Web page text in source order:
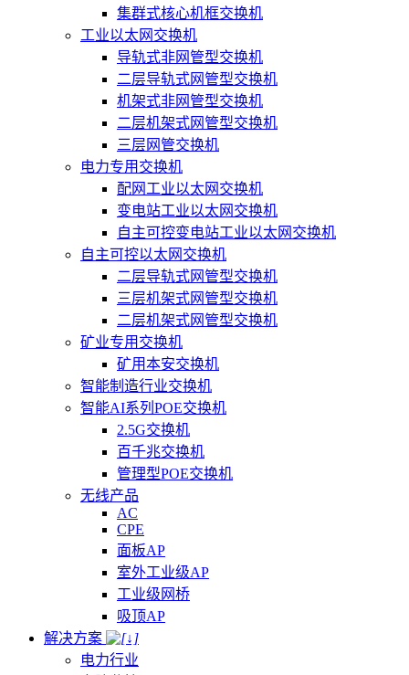
集群式核心机框交换机
工业以太网交换机
导轨式非网管型交换机
二层导轨式网管型交换机
机架式非网管型交换机
二层机架式网管型交换机
三层网管交换机
电力专用交换机
配网工业以太网交换机
变电站工业以太网交换机
自主可控变电站工业以太网交换机
自主可控以太网交换机
二层导轨式网管型交换机
三层机架式网管型交换机
二层机架式网管型交换机
矿业专用交换机
矿用本安交换机
智能制造行业交换机
智能AI系列POE交换机
2.5G交换机
百千兆交换机
管理型POE交换机
无线产品
AC
CPE
面板AP
室外工业级AP
工业级网桥
吸顶AP
解决方案
电力行业